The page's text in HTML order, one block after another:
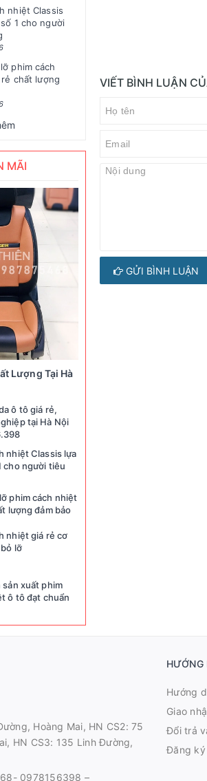
VIẾT BÌNH LUẬN
GỬI BÌNH LUẬN
nhiệt Classis
1 cho người
phim cách
chất lượng
MÃI
Lượng Tại Hà
ô tô giá rẻ,
tại Hà Nội
nhiệt Classis lựa
cho người tiêu
phim cách nhiệt
lượng đảm bảo
nhiệt giá rẻ cơ
lỡ
sản xuất phim
ô tô đạt chuẩn
Hoàng Mai, HN CS2: 75
HN CS3: 135 Linh Đường,
0978156398 –
HƯỚNG
Hướng
Giao
Đổi trả
Đăng ký